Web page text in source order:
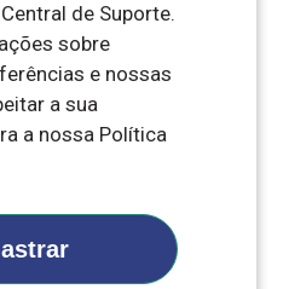
de Suporte.
sobre
e nossas
a sua
a nossa Política